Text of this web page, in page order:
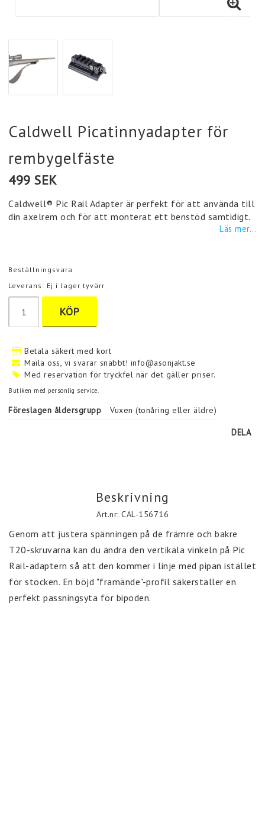
Caldwell Picatinnyadapter för
rembygelfäste
499 SEK
Caldwell® Pic Rail Adapter är perfekt för att använda till
din axelrem och för att monterat ett benstöd samtidigt.
Läs mer...
Beställningsvara
Leverans: Ej i lager tyvärr
KÖP
Betala säkert med kort
Maila oss, vi svarar snabbt! info@asonjakt.se
Med reservation för tryckfel när det gäller priser.
Butiken med personlig service.
Föreslagen åldersgrupp Vuxen (tonåring eller äldre)
DELA
Beskrivning
Art.nr: CAL-156716
Genom att justera spänningen på de främre och bakre
T20-skruvarna kan du ändra den vertikala vinkeln på Pic
Rail-adaptern så att den kommer i linje med pipan istället
för stocken. En böjd "framände"-profil säkerställer en
perfekt passningsyta för bipoden.